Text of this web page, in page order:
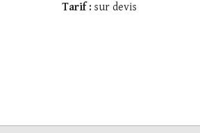
Tarif : sur devis